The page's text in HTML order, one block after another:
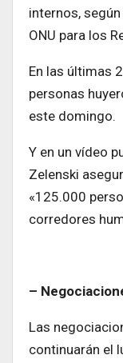
internos,
ONU para los
En las últimas
personas
este domingo.
Y en un vídeo
Zelenski
«125.000
corredores
–
Las
continuarán el